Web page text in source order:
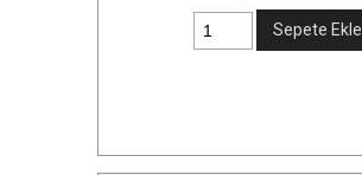
Sepete Ekle